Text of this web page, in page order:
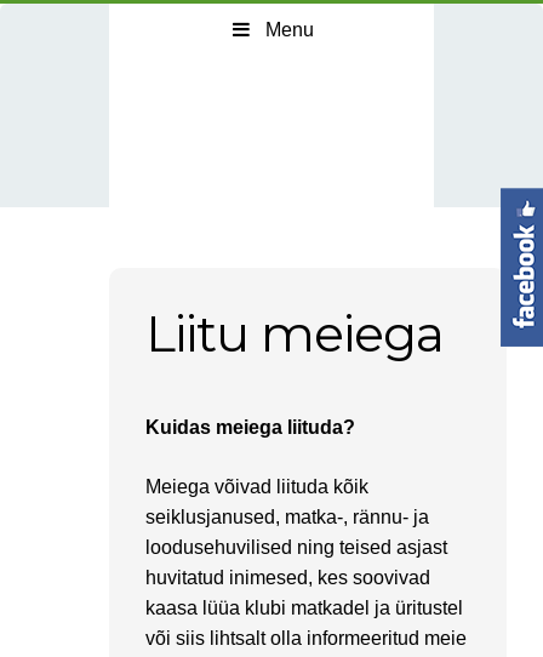
Menu
Liitu meiega
Kuidas meiega liituda?
Meiega võivad liituda kõik
seiklusjanused, matka-, rännu- ja
loodusehuvilised ning teised asjast
huvitatud inimesed, kes soovivad
kaasa lüüa klubi matkadel ja üritustel
või siis lihtsalt olla informeeritud meie